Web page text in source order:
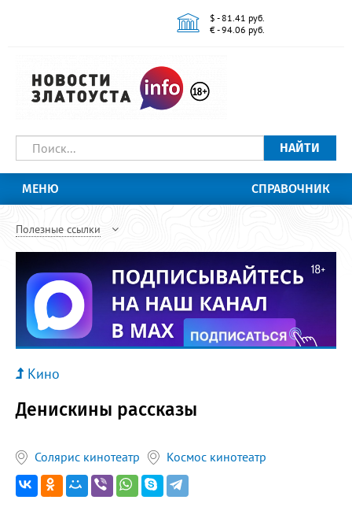
$ - 81.41 руб.
€ - 94.06 руб.
НАЙТИ
МЕНЮ СПРАВОЧНИК
Полезные ссылки
Кино
Денискины рассказы
Солярис кинотеатр Космос кинотеатр